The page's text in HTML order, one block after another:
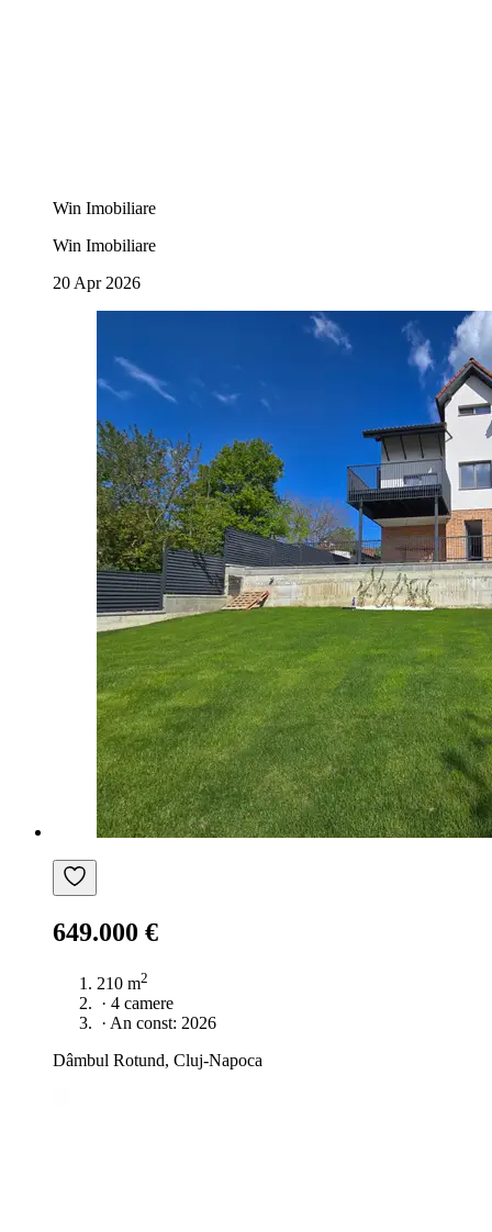
Win Imobiliare
Win Imobiliare
20 Apr 2026
649.000 €
210 m2
· 4 camere
· An const: 2026
Dâmbul Rotund, Cluj-Napoca